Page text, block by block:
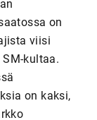
on
viisi
kultaa.
on kaksi,